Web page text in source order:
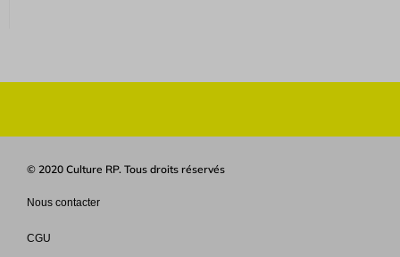
© 2020 Culture RP. Tous droits réservés
Nous contacter
CGU